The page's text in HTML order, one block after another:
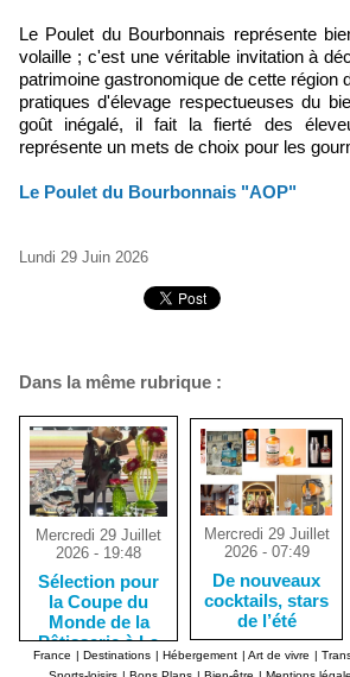
Le Poulet du Bourbonnais représente
volaille ; c'est une véritable invitation à
patrimoine gastronomique de cette région
pratiques d'élevage respectueuses du
goût inégalé, il fait la fierté des
représente un mets de choix pour les
Le Poulet du Bourbonnais "AOP"
Lundi 29 Juin 2026
Dans la même rubrique :
Mercredi 29 Juillet
2026 - 19:48
Sélection pour
la Coupe du
Monde de la
Pâtisserie à La
Nouvelle-
Mercredi 29 Juillet
2026 - 07:49
De nouveaux
cocktails, stars
de l’été
France | Destinations | Hébergement | Art de vivre |